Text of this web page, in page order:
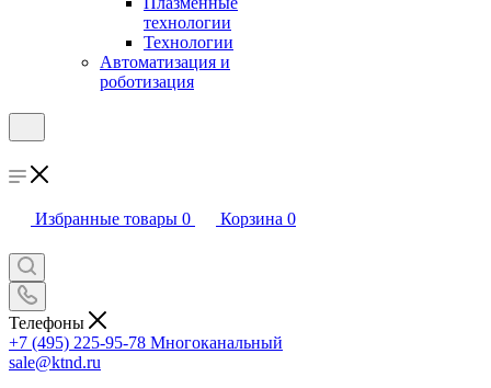
технологии
Технологии
Автоматизация и
роботизация
Избранные товары 0 Корзина 0
Телефоны
+7 (495) 225-95-78 Многоканальный
sale@ktnd.ru